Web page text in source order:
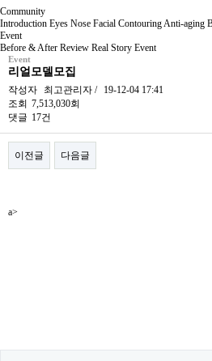
Community
Introduction Eyes Nose Facial ContouringAnti-aging
Event
Before & After Review Real Story Event
Event
리얼모델모집
작성자 최고관리자 / 19-12-04 17:41
조회 7,513,030회
댓글 17건
이전글 다음글
a>